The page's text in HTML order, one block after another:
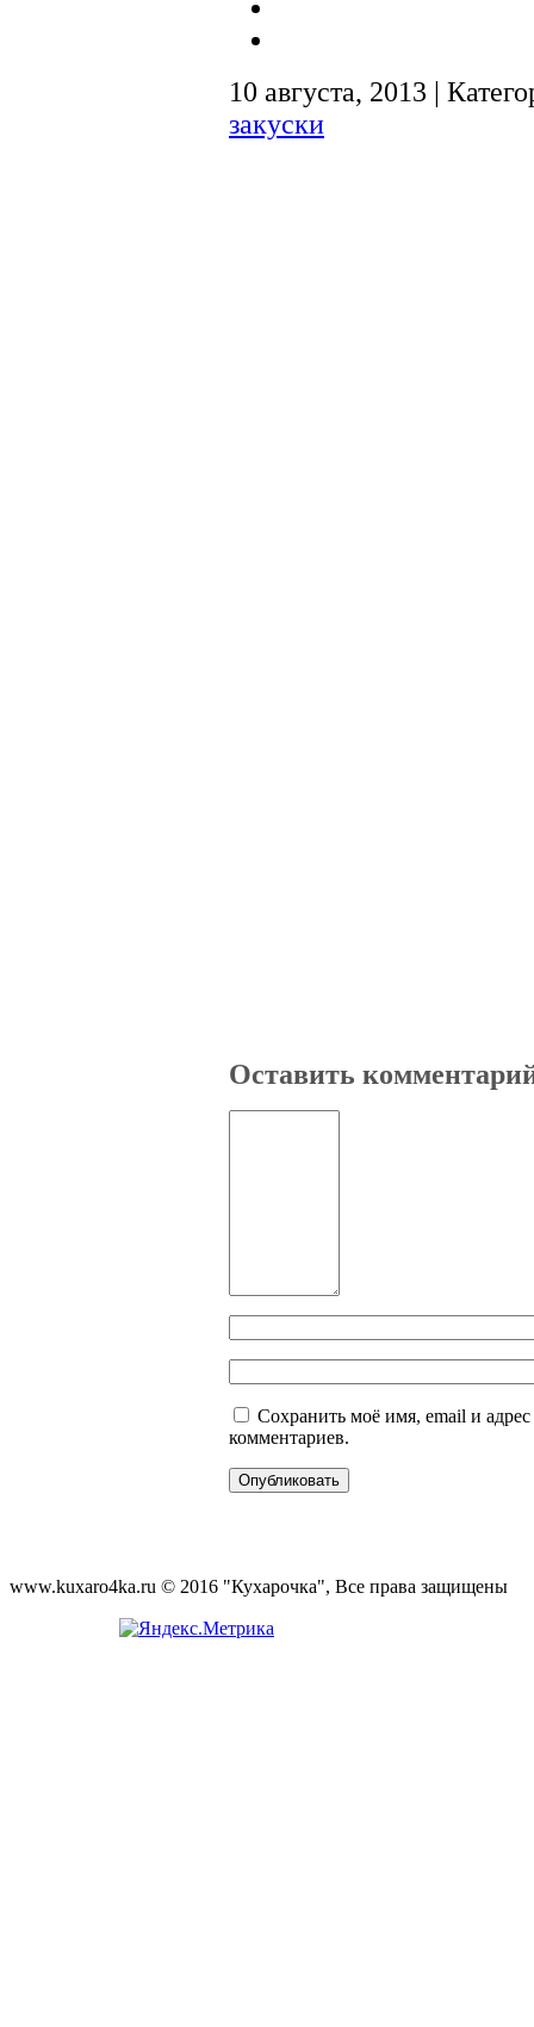
10 августа, 2013 |
закуски
Оставить
Сохранить моё имя, email и
комментариев.
www.kuxaro4ka.ru © 2016 "Кухарочка", Все права защищены